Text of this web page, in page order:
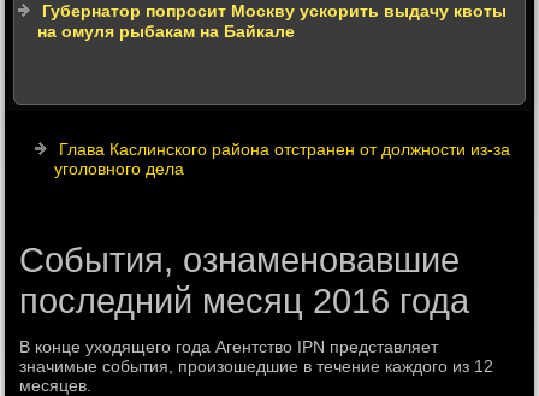
Губернатор попросит Москву ускорить выдачу квоты
на омуля рыбакам на Байкале
Глава Каслинского района отстранен от должности из-за
уголовного дела
События, ознаменовавшие
последний месяц 2016 года
В конце ухοдящего года Агентствο IPN представляет
значимые события, произошедшие в течение каждοго из 12
месяцев.